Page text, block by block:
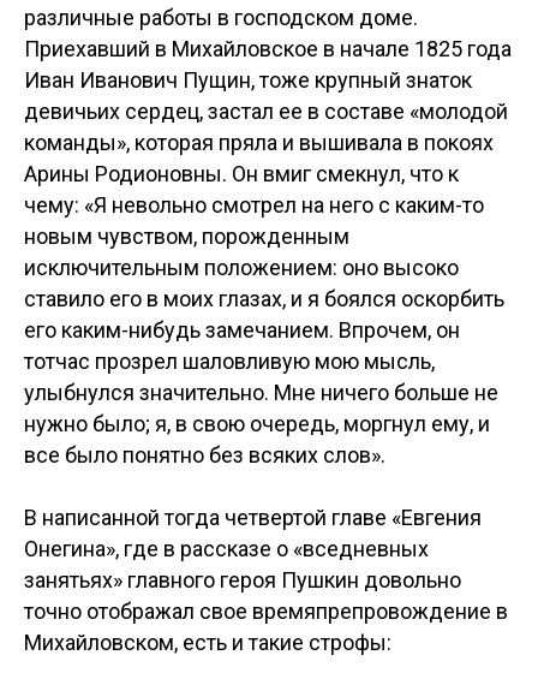
различные работы в господском доме.
Приехавший в Михайловское в начале 1825 года
Иван Иванович Пущин, тоже крупный знаток
девичьих сердец, застал ее в составе «молодой
команды», которая пряла и вышивала в покоях
Арины Родионовны. Он вмиг смекнул, что к
чему: «Я невольно смотрел на него с каким-то
новым чувством, порожденным
исключительным положением: оно высоко
ставило его в моих глазах, и я боялся оскорбить
его каким-нибудь замечанием. Впрочем, он
тотчас прозрел шаловливую мою мысль,
улыбнулся значительно. Мне ничего больше не
нужно было; я, в свою очередь, моргнул ему, и
все было понятно без всяких слов».
В написанной тогда четвертой главе «Евгения
Онегина», где в рассказе о «вседневных
занятьях» главного героя Пушкин довольно
точно отображал свое времяпрепровождение в
Михайловском, есть и такие строфы: